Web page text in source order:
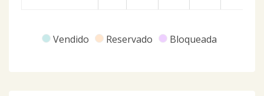
Vendido Reservado Bloqueada